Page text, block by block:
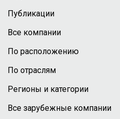
Публикации
Все компании
По расположению
По отраслям
Регионы и категории
Все зарубежные компании